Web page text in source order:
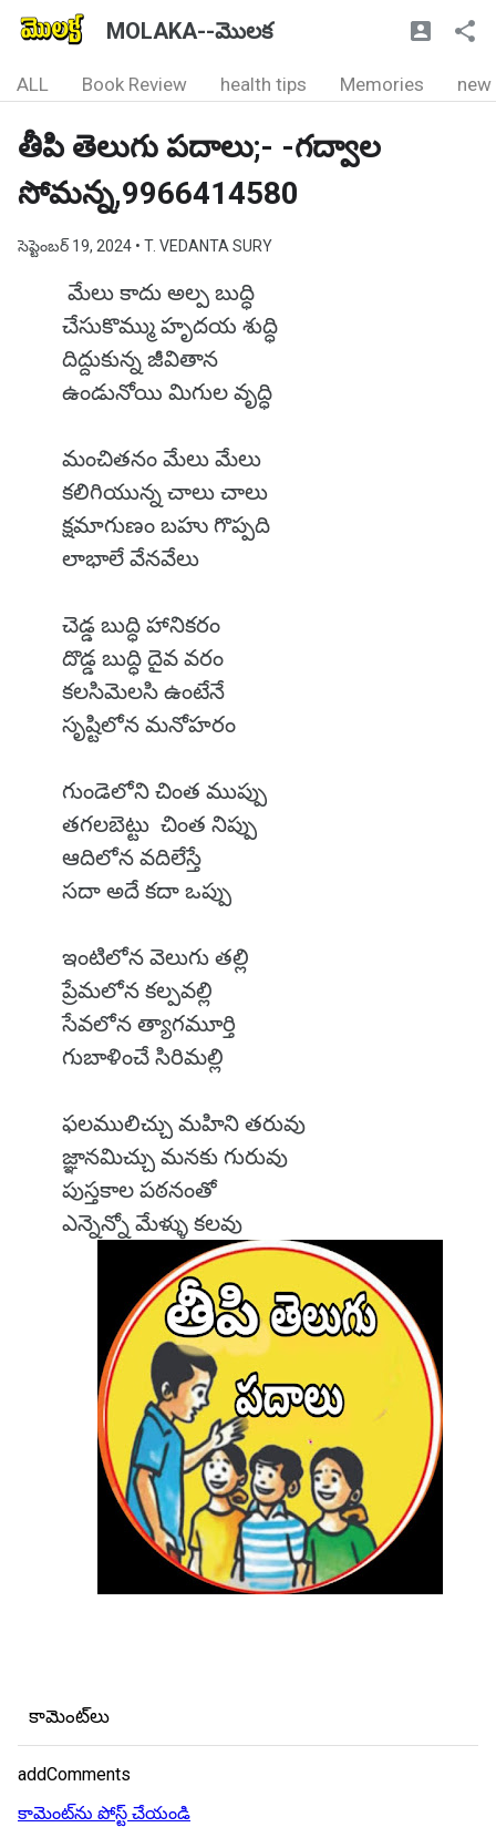
MOLAKA--మొలక
ALL Book Review health tips Memories new
తీపి తెలుగు పదాలు;- -గద్వాల
సోమన్న,9966414580
సెప్టెంబర్ 19, 2024 • T. VEDANTA SURY
మేలు కాదు అల్ప బుద్ధి
చేసుకొమ్ము హృదయ శుద్ధి
దిద్దుకున్న జీవితాన
ఉండునోయి మిగుల వృద్ధి
మంచితనం మేలు మేలు
కలిగియున్న చాలు చాలు
క్షమాగుణం బహు గొప్పది
లాభాలే వేనవేలు
చెడ్డ బుద్ధి హానికరం
దొడ్డ బుద్ధి దైవ వరం
కలసిమెలసి ఉంటేనే
సృష్టిలోన మనోహరం
గుండెలోని చింత ముప్పు
తగలబెట్టు చింత నిప్పు
ఆదిలోన వదిలేస్తే
సదా అదే కదా ఒప్పు
ఇంటిలోన వెలుగు తల్లి
ప్రేమలోన కల్పవల్లి
సేవలోన త్యాగమూర్తి
గుబాళించే సిరిమల్లి
ఫలములిచ్చు మహిని తరువు
జ్ఞానమిచ్చు మనకు గురువు
పుస్తకాల పఠనంతో
ఎన్నెన్నో మేళ్ళు కలవు
కామెంట్‌లు
addComments
కామెంట్‌ను పోస్ట్ చేయండి